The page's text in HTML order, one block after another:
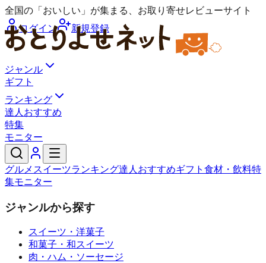
全国の「おいしい」が集まる、お取り寄せレビューサイト
ログイン
新規登録
ジャンル
ギフト
ランキング
達人おすすめ
特集
モニター
グルメ スイーツランキング達人おすすめギフト 食材・飲料特
集モニター
ジャンルから探す
スイーツ・洋菓子
和菓子・和スイーツ
肉・ハム・ソーセージ